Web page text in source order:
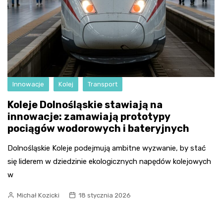
Innowacje Kolej Transport
Koleje Dolnośląskie stawiają na
innowacje: zamawiają prototypy
pociągów wodorowych i bateryjnych
Dolnośląskie Koleje podejmują ambitne wyzwanie, by stać
się liderem w dziedzinie ekologicznych napędów kolejowych
w
Michał Kozicki 18 stycznia 2026